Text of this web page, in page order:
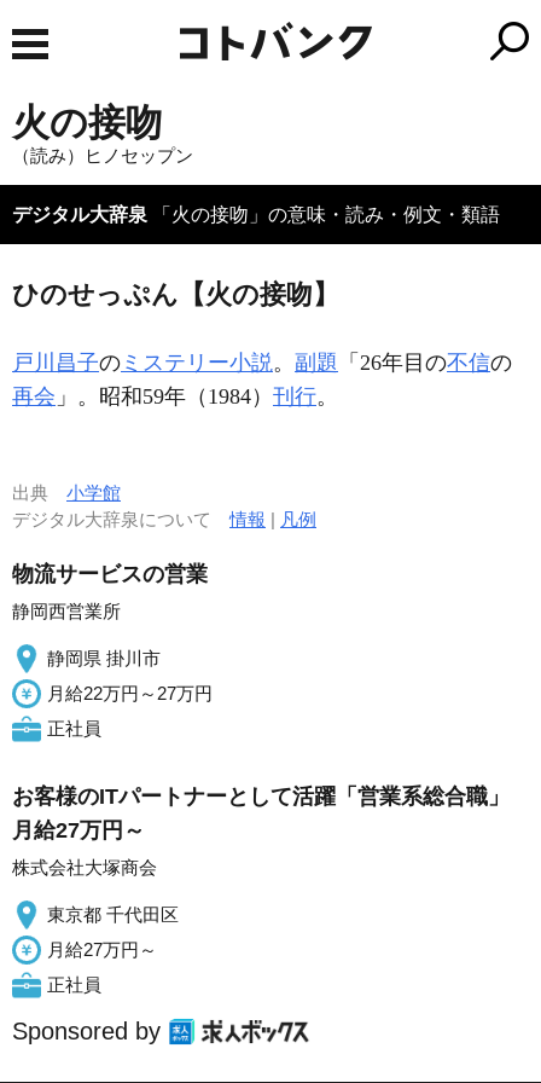
火の接吻
（読み）ヒノセップン
デジタル大辞泉 「火の接吻」の意味・読み・例文・類語
ひのせっぷん【火の接吻】
戸川昌子の ミステリー小説。 副題 「26年目の不信の
再会 」。昭和59年（1984） 刊行。
出典 小学館
デジタル大辞泉について情報 | 凡例
物流サービスの営業
静岡西営業所
静岡県 掛川市
月給22万円～27万円
正社員
お客様のITパートナーとして活躍「営業系総合職」
月給27万円～
株式会社大塚商会
東京都 千代田区
月給27万円～
正社員
Sponsored by